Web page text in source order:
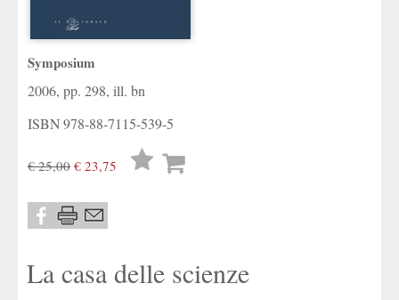
Symposium
2006, pp. 298, ill. bn
ISBN978-88-7115-539-5
€ 25,00 € 23,75
Lista
La casa delle scienze